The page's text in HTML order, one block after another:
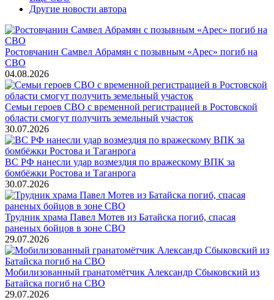
Другие новости автора
Ростовчанин Самвел Абрамян с позывным «Арес» погиб на
СВО
04.08.2026
Семьи героев СВО с временной регистрацией в Ростовской
области смогут получить земельный участок
30.07.2026
ВС РФ нанесли удар возмездия по вражескому ВПК за
бомбёжки Ростова и Таганрога
30.07.2026
Трудник храма Павел Мотев из Батайска погиб, спасая
раненых бойцов в зоне СВО
29.07.2026
Мобилизованный гранатомётчик Александр Сбыковский из
Батайска погиб на СВО
29.07.2026